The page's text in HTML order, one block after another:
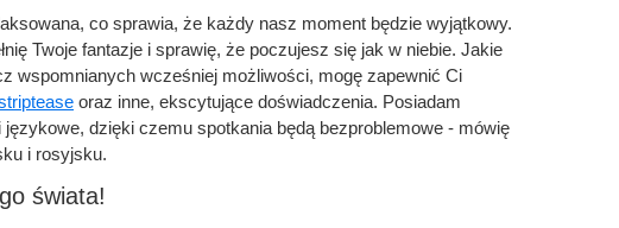
co sprawia, że każdy nasz moment będzie wyjątkowy.
Twoje fantazje i sprawię, że poczujesz się jak w niebie. Jakie
wspomnianych wcześniej możliwości, mogę zapewnić Ci
oraz inne, ekscytujące doświadczenia. Posiadam
językowe, dzięki czemu spotkania będą bezproblemowe - mówię
i rosyjsku.
świata!